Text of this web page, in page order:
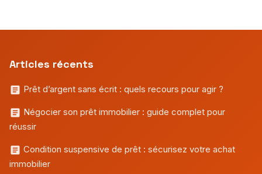
Articles récents
Prêt d’argent sans écrit : quels recours pour agir ?
Négocier son prêt immobilier : guide complet pour
réussir
Condition suspensive de prêt : sécurisez votre achat
immobilier